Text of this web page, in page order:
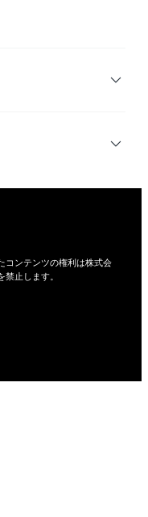
コンテンツの権利は株式会
止します。